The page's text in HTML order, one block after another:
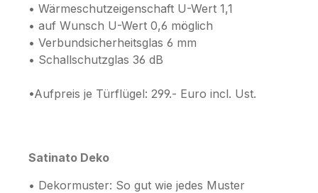
• Wärmeschutzeigenschaft U-Wert 1,1
• auf Wunsch U-Wert 0,6 möglich
• Verbundsicherheitsglas 6 mm
• Schallschutzglas 36 dB
•Aufpreis je Türflügel: 299.- Euro incl. Ust.
Satinato Deko
• Dekormuster: So gut wie jedes Muster